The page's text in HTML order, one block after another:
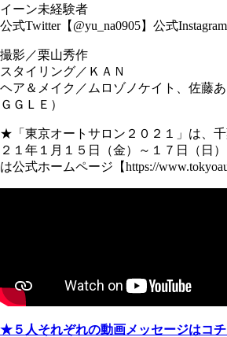
イーン未経験者
公式Twitter【@yu_na0905】公式Instagram
撮影／栗山秀作
スタイリング／ＫＡＮ
ヘア＆メイク／ムロゾノケイト、佐藤
ＧＧＬＥ）
★「東京オートサロン２０２１」は、
２１年１月１５日（金）～１７日（日
は公式ホームページ【https://
★５人それぞれの動画メッセージはコチ